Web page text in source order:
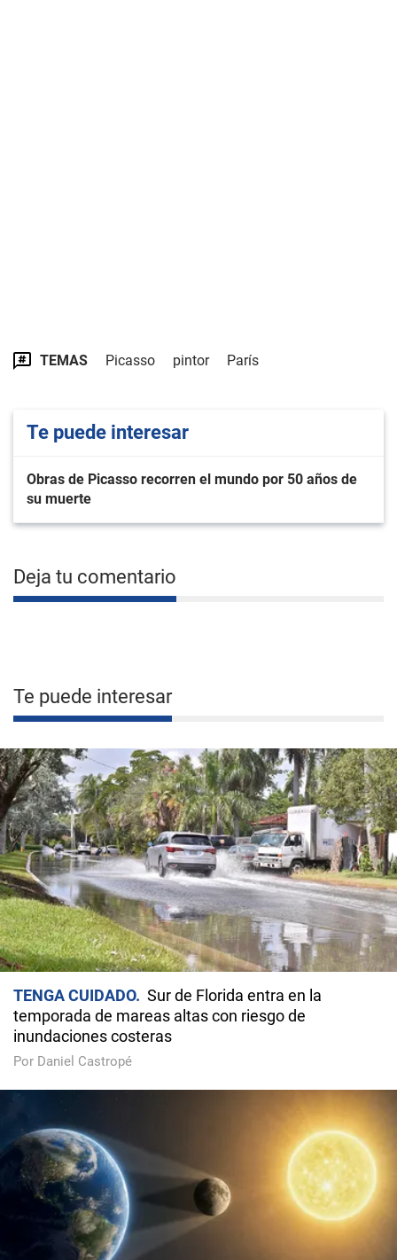
TEMAS Picasso pintor París
Te puede interesar
Obras de Picasso recorren el mundo por 50 años de
su muerte
Deja tu comentario
Te puede interesar
TENGA CUIDADO
Sur de Florida entra en la
temporada de mareas altas con riesgo de
inundaciones costeras
Por Daniel Castropé